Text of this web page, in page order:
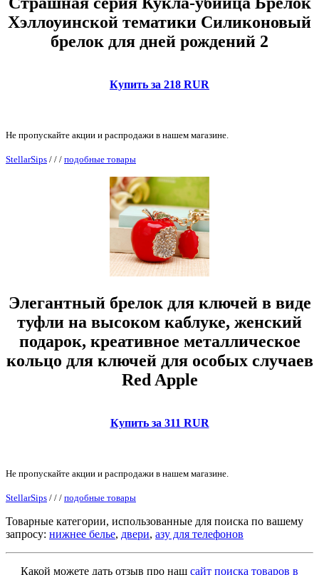
Хэллоуинской тематики Силиконовый
брелок для дней рождений 2
Купить за 218 RUR
Не пропускайте акции и распродажи в нашем магазине.
StellarSips / / / подобные товары
Элегантный брелок для ключей в виде
туфли на высоком каблуке, женский
подарок, креативное металлическое
кольцо для ключей для особых случаев
Red Apple
Купить за 311 RUR
Не пропускайте акции и распродажи в нашем магазине.
StellarSips / / / подобные товары
Товарные категории, использованные для поиска по вашему
запросу: нижнее белье, двери, азу для телефонов
Какой можете дать отзыв про наш сайт поиска товаров в